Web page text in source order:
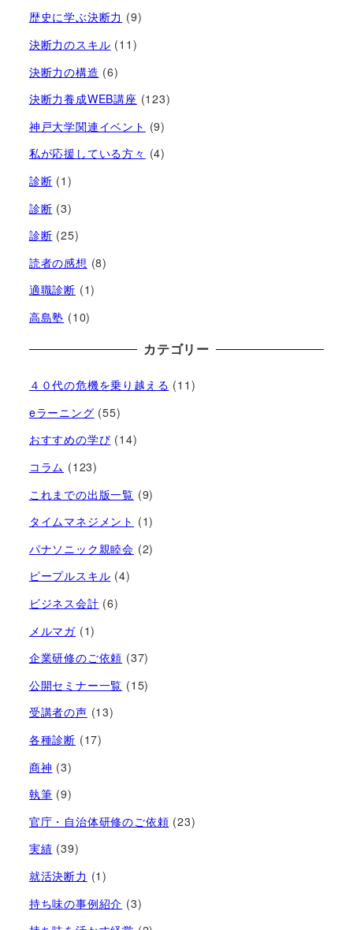
歴史に学ぶ決断力 (9)
決断力のスキル (11)
決断力の構造 (6)
決断力養成WEB講座 (123)
神戸大学関連イベント (9)
私が応援している方々 (4)
診断 (1)
診断 (3)
診断 (25)
読者の感想 (8)
適職診断 (1)
高島塾 (10)
カテゴリー
４０代の危機を乗り越える (11)
eラーニング (55)
おすすめの学び (14)
コラム (123)
これまでの出版一覧 (9)
タイムマネジメント (1)
パナソニック親睦会 (2)
ピープルスキル (4)
ビジネス会計 (6)
メルマガ (1)
企業研修のご依頼 (37)
公開セミナー一覧 (15)
受講者の声 (13)
各種診断 (17)
商神 (3)
執筆 (9)
官庁・自治体研修のご依頼 (23)
実績 (39)
就活決断力 (1)
持ち味の事例紹介 (3)